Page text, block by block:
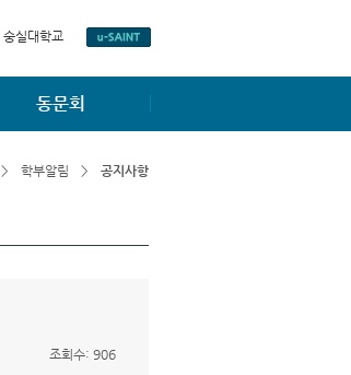
숭실대학교
동문회
동문게시판
> 학부알림 > 공지사항
조회수: 906